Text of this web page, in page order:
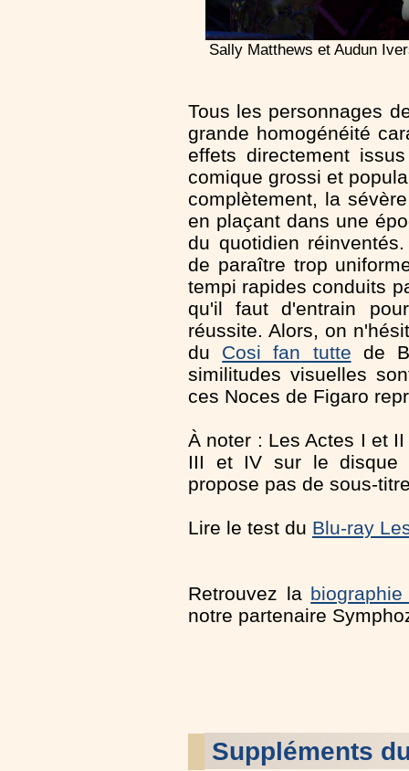
Sally Matthews et Audun
Tous les personnages
grande homogénéité
effets directement
comique grossi et
complètement, la
en plaçant dans une
du quotidien
de paraître trop
tempi rapides conduits
qu'il faut d'entrain
réussite. Alors, on
du Cosi fan tutte de
similitudes visuelles
ces Noces de Figaro
À noter : Les Actes I et
III et IV sur le disque
propose pas de sous-
Lire le test du Blu-ray
Retrouvez la
notre partenaire
Suppléments